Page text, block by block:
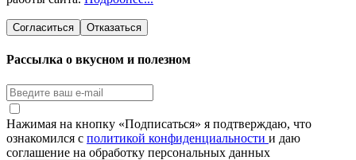
Согласиться Отказаться
Рассылка о вкусном и полезном
Нажимая на кнопку «Подписаться» я подтверждаю, что
ознакомился с политикой конфиденциальности и даю
соглашение на обработку персональных данных